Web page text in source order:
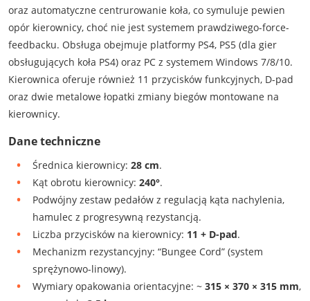
oraz automatyczne centrurowanie koła, co symuluje pewien
opór kierownicy, choć nie jest systemem prawdziwego-force-
feedbacku. Obsługa obejmuje platformy PS4, PS5 (dla gier
obsługujących koła PS4) oraz PC z systemem Windows 7/8/10.
Kierownica oferuje również 11 przycisków funkcyjnych, D-pad
oraz dwie metalowe łopatki zmiany biegów montowane na
kierownicy.
Dane techniczne
Średnica kierownicy: 28 cm.
Kąt obrotu kierownicy: 240°.
Podwójny zestaw pedałów z regulacją kąta nachylenia,
hamulec z progresywną rezystancją.
Liczba przycisków na kierownicy: 11 + D-pad.
Mechanizm rezystancyjny: “Bungee Cord” (system
sprężynowo-linowy).
Wymiary opakowania orientacyjne: ~ 315 × 370 × 315 mm,